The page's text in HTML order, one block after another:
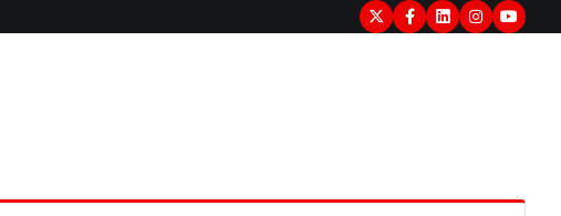
TwitterFacebook
LinkedInInstagram